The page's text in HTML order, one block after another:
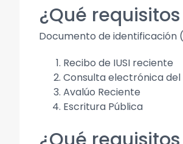
¿Qué
Documento de identificación
Recibo de IUSI reciente
Consulta electrónica
Avalúo Reciente
Escritura Pública